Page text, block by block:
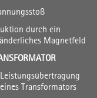
durch ein
Magnetfeld
Leistungsübertragung
eines Transformators